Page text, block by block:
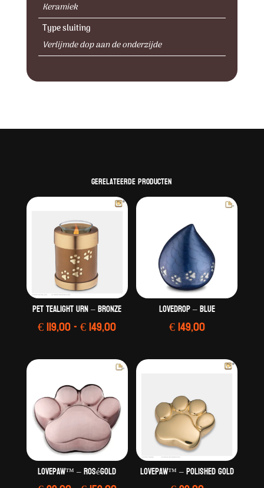
Keramiek
Type sluiting
Verlijmde dop aan de onderzijde
Gerelateerde producten
Pet Tealight Urn – Bronze
€119,00-€149,00Prijsklasse:
tot
€ 149,00
LoveDrop – Blue
€149,00
LovePaw™ – RoséGold LovePaw™ – Polished Gold